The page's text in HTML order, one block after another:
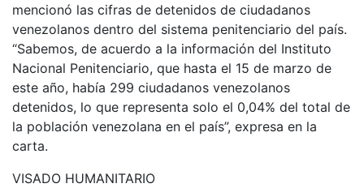
mencionó las cifras de detenidos de ciudadanos
venezolanos dentro del sistema penitenciario del país.
“Sabemos, de acuerdo a la información del Instituto
Nacional Penitenciario, que hasta el 15 de marzo de
este año, había 299 ciudadanos venezolanos
detenidos, lo que representa solo el 0,04% del total de
la población venezolana en el país”, expresa en la
carta.
VISADO HUMANITARIO